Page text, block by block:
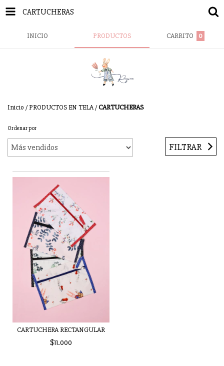
CARTUCHERAS
INICIO PRODUCTOS CARRITO 0
Inicio /PRODUCTOS EN TELA/CARTUCHERAS
Ordenar por
FILTRAR
CARTUCHERA RECTANGULAR
$11.000